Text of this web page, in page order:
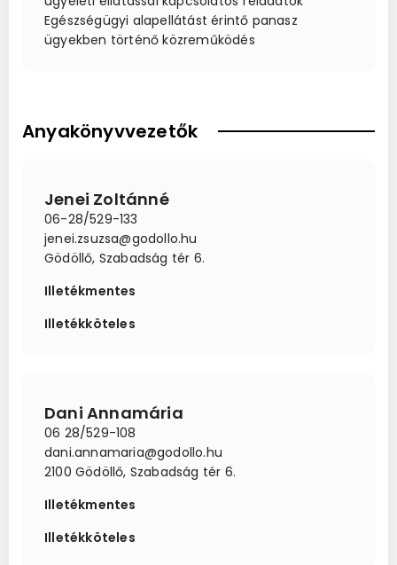
Egészségügyi alapellátást érintő panasz
ügyekben történő közreműködés
Anyakönyvvezetők
Jenei Zoltánné
06-28/529-133
jenei.zsuzsa@godollo.hu
Gödöllő, Szabadság tér 6.
Illetékmentes
Illetékköteles
Dani Annamária
06 28/529-108
dani.annamaria@godollo.hu
2100 Gödöllő, Szabadság tér 6.
Illetékmentes
Illetékköteles